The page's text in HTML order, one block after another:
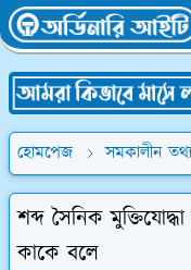
হোমপেজ সমকালীন তথ্য
শব্দ সৈনিক
কাকে বলে